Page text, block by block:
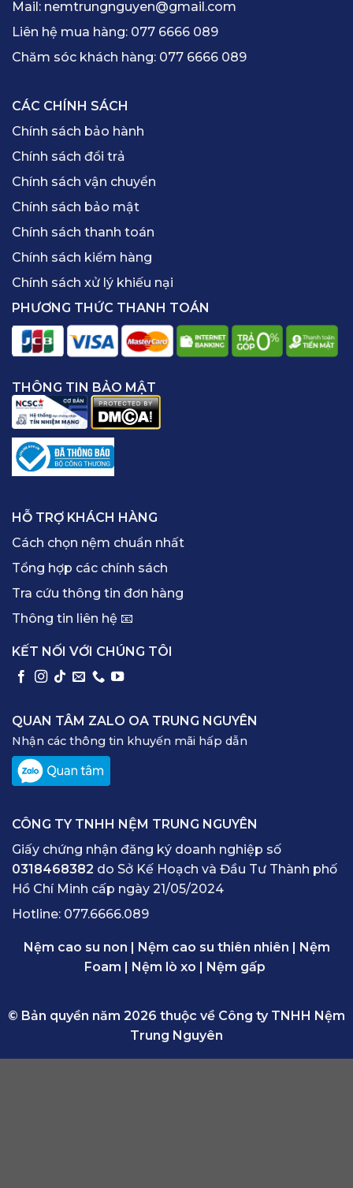
Mail: nemtrungnguyen@gmail.com
Liên hệ mua hàng: 077 6666 089
Chăm sóc khách hàng: 077 6666 089
CÁC CHÍNH SÁCH
Chính sách bảo hành
Chính sách đổi trả
Chính sách vận chuyển
Chính sách bảo mật
Chính sách thanh toán
Chính sách kiểm hàng
Chính sách xử lý khiếu nại
PHƯƠNG THỨC THANH TOÁN
THÔNG TIN BẢO MẬT
HỖ TRỢ KHÁCH HÀNG
Cách chọn nệm chuẩn nhất
Tổng hợp các chính sách
Tra cứu thông tin đơn hàng
Thông tin liên hệ 📧
KẾT NỐI VỚI CHÚNG TÔI
QUAN TÂM ZALO OA TRUNG NGUYÊN
Nhận các thông tin khuyến mãi hấp dẫn
CÔNG TY TNHH NỆM TRUNG NGUYÊN
Giấy chứng nhận đăng ký doanh nghiệp số
0318468382 do Sở Kế Hoạch và Đầu Tư Thành phố
Hồ Chí Minh cấp ngày 21/05/2024
Hotline: 077.6666.089
Nệm cao su non | Nệm cao su thiên nhiên | Nệm
Foam | Nệm lò xo | Nệm gấp
© Bản quyền năm 2026 thuộc về Công ty TNHH Nệm
Trung Nguyên